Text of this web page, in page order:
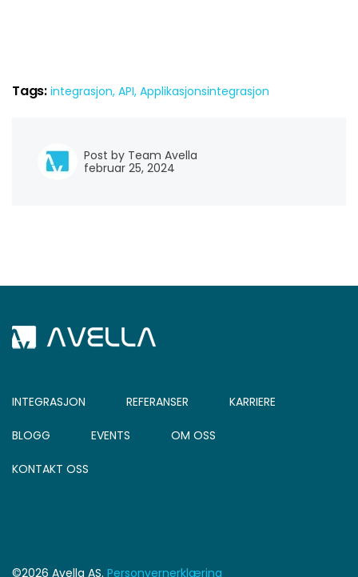
Tags: integrasjon, API, Applikasjonsintegrasjon
Post by Team Avella
februar 25, 2024
INTEGRASJON REFERANSER KARRIERE
BLOGG EVENTS OM OSS
KONTAKT OSS
©2026 Avella AS. Personvernerklæring